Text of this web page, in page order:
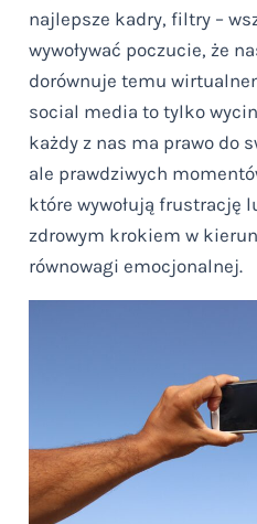
najlepsze kadry, filtry –
wywoływać poczucie, że
dorównuje temu
social media to tylko
każdy z nas ma prawo do
ale prawdziwych
które wywołują frustrację
zdrowym krokiem w
równowagi emocjonalnej.